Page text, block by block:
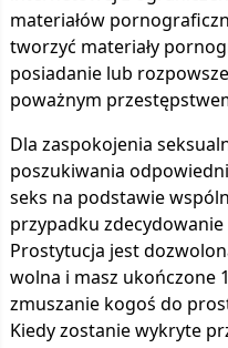
materiałów
tworzyć materiały
posiadanie lub
poważnym
Dla zaspokojenia
poszukiwania
seks na podstawie
przypadku
Prostytucja jest
wolna i masz ukończone
zmuszanie kogoś do
Kiedy zostanie wykryte